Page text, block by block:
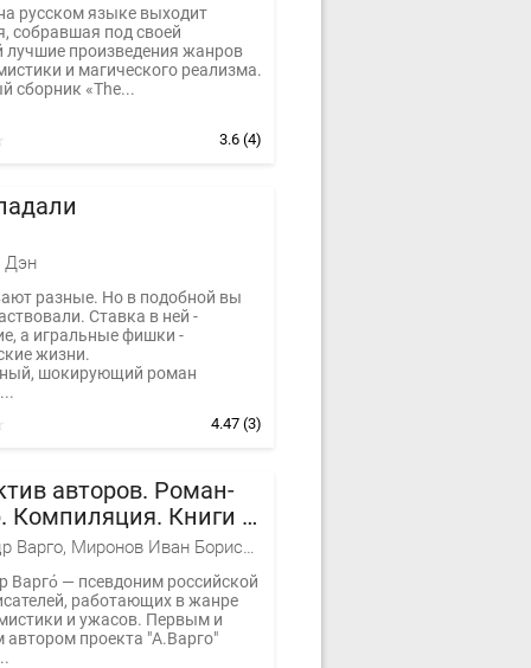
русском языке выходит
собравшая под своей
лучшие произведения жанров
и магического реализма.
сборник «The...
3.6(4)
Дэн
разные. Но в подобной вы
Ставка в ней -
а игральные фишки -
жизни.
шокирующий роман
4.47(3)
авторов. Роман-
Компиляция. Книги 1-
Александр Варго, Миронов Иван Борисович, Зубко Алексей Владимирович
Варго́ — псевдоним российской
работающих в жанре
и ужасов. Первым и
проекта "А.Варго"